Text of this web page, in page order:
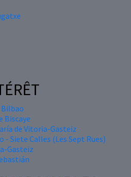
Bilbao
Biscaye
de Vitoria-Gasteiz
- Siete Calles (Les Sept Rues)
Gasteiz